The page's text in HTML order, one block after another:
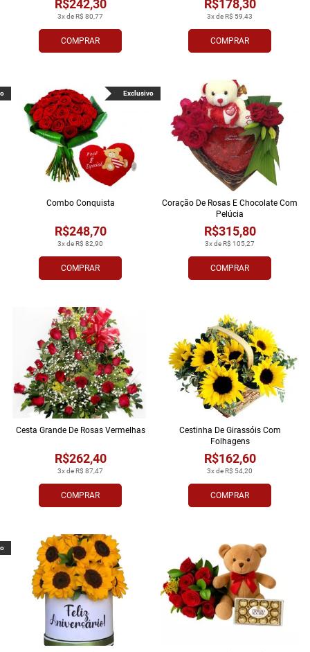
COMPRAR
3x de R$ 80,77
R$242,30
COMPRAR
3x de R$ 59,43
R$178,30
COMPRAR
3x de R$ 82,90
R$248,70
Combo Conquista
Exclusivo
COMPRAR
3x de R$ 105,27
R$315,80
Coração De Rosas E Chocolate Com
Pelúcia
COMPRAR
3x de R$ 87,47
R$262,40
Cesta Grande De Rosas Vermelhas
COMPRAR
3x de R$ 54,20
R$162,60
Cestinha De Girassóis Com
Folhagens